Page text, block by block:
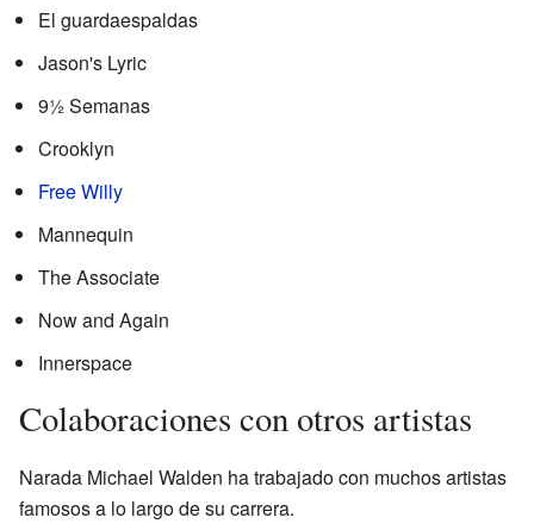
El guardaespaldas
Jason's Lyric
9½ Semanas
Crooklyn
Free Willy
Mannequin
The Associate
Now and Again
Innerspace
Colaboraciones con otros artistas
Narada Michael Walden ha trabajado con muchos artistas
famosos a lo largo de su carrera.